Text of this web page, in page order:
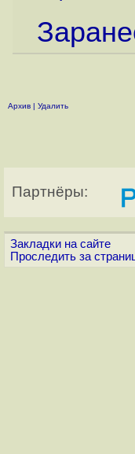
Архив | Удалить
Партнёры:
Закладки на сайте
Проследить за